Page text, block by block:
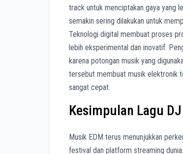
track untuk menciptakan gaya yang
semakin sering dilakukan untuk
Teknologi digital membuat proses
lebih eksperimental dan inovatif.
karena potongan musik yang
tersebut membuat musik elektronik
sangat cepat.
Kesimpulan Lagu
Musik EDM terus menunjukkan
festival dan platform streaming